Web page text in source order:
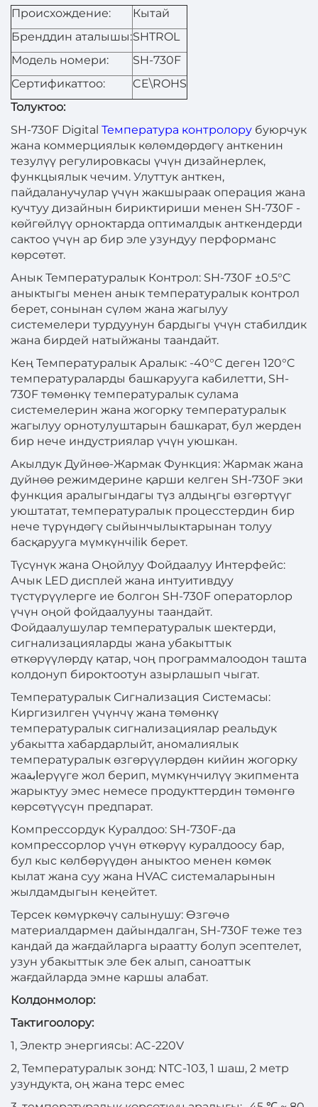
Происхождение:
Кытай
Бренддин аталышы:SHTROL
Модель номери:
SH-730F
Сертификаттоо:
CE\ROHS
Толуктоо:
SH-730F Digital Температура контролору буюрчук
жана коммерциялык көлөмдөрдөгү анткенин
тезулүү регулировкасы үчүн дизайнерлек,
функцыялык чечим. Улуттук анткен,
пайдаланучулар үчүн жакшыраак операция жана
кучтуу дизайнын бириктириши менен SH-730F -
көйгөйлүү орноктарда оптималдык анткендерди
сактоо үчүн ар бир эле узундуу перформанс
көрсөтөт.
Анык Температуралык Контрол: SH-730F ±0.5°C
аныктыгы менен анык температуралык контрол
берет, сонынан сүлөм жана жагылуу
системелери турдуунун бардыгы үчүн стабилдик
жана бирдей натыйжаны таандайт.
Кең Температуралык Аралык: -40°C деген 120°C
температураларды башкарууга кабилетти, SH-
730F төмөнкү температуралык сулама
системелерин жана жогорку температуралык
жагылуу орнотулуштарын башкарат, бул жерден
бир нече индустриялар үчүн уюшкан.
Акылдук Дуйнөө-Жармак Функция: Жармак жана
дуйнөө режимдерине қарши келген SH-730F эки
функция аралыгындагы түз алдыңгы өзгөртүүг
уюштатат, температуралык процесстердин бир
нече түрүндөгү сыйынчылыктарынан толуу
басқарууга мүмкүнчilik берет.
Түсүнүк жана Оңойлуу Фойдаалуу Интерфейс:
Ачык LED дисплей жана интуитивдуу
түстүрүүлерге ие болгон SH-730F операторлор
үчүн оңой фойдаалууны таандайт.
Фойдаалушулар температуралык шектерди,
сигнализацияларды жана убакыттык
өткөрүүлөрдү қатар, чоң программалоодон ташта
колдонуп бироктоотун азырлашып чыгат.
Температуралык Сигнализация Системасы:
Киргизилген үчүнчү жана төмөнкү
температуралык сигнализациялар реальдук
убакытта хабардарлыйт, аномалиялык
температуралык өзгөрүүлөрдөн кийин жогорку
жаابةерүүге жол берип, мүмкүнчилүү экипмента
жарыктуу эмес немесе продукттердин төмөнгө
көрсөтүүсүн предпарат.
Компрессордук Куралдоо: SH-730F-да
компрессорлор үчүн өткөрүү куралдоосу бар,
бул кыс көлбөрүүдөн аныктоо менен көмөк
кылат жана суу жана HVAC системаларынын
жылдамдыгын кеңейтет.
Терсек көмүркөчү салынушу: Өзгөчө
материалдармен дайындалган, SH-730F теже тез
кандай да жағдайларга ыраатту болуп эсептелет,
узун убакыттык эле бек алып, саноаттык
жағдайларда эмне каршы алабат.
Колдонмолор:
Тактигоолору:
1, Электр энергиясы: AC-220V
2, Температуралык зонд: NTC-103, 1 шаш, 2 метр
узундукта, оң жана терс емес